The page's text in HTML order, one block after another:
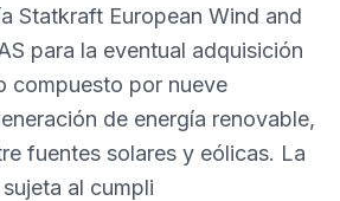
Statkraft European Wind and
para la eventual adquisición
compuesto por nueve
de energía renovable,
fuentes solares y eólicas. La
al cumpli